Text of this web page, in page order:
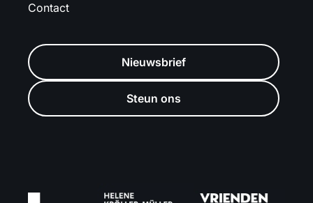
Contact
Nieuwsbrief
Steun ons